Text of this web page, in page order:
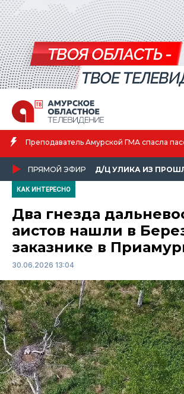
Преподаватель Амурской ГМА спасла
ПРЯМОЙ ЭФИР Д/Ц УЛИКА ИЗ
КАК ИНТЕРЕСНО
Два гнезда
аистов нашли в
заказнике в
30.06.2026 13:04